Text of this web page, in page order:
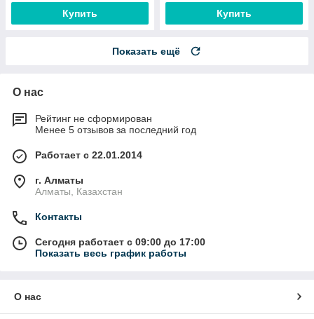
Купить Купить
Показать ещё
О нас
Рейтинг не сформирован
Менее 5 отзывов за последний год
Работает с 22.01.2014
г. Алматы
Алматы, Казахстан
Контакты
Сегодня работает с 09:00 до 17:00
Показать весь график работы
О нас